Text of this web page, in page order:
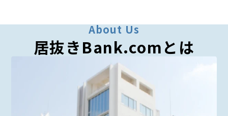
About Us
居抜きBank.comとは